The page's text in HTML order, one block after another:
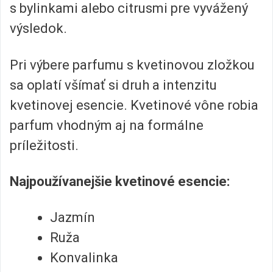
s bylinkami alebo citrusmi pre vyvážený
výsledok.
Pri výbere parfumu s kvetinovou zložkou
sa oplatí všímať si druh a intenzitu
kvetinovej esencie. Kvetinové vône robia
parfum vhodným aj na formálne
príležitosti.
Najpoužívanejšie kvetinové esencie:
Jazmín
Ruža
Konvalinka